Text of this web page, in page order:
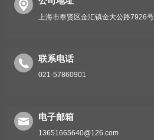
上海市奉贤区金汇镇金大公路7926
联系电话
021-57860901
电子邮箱
13651665640@126.com